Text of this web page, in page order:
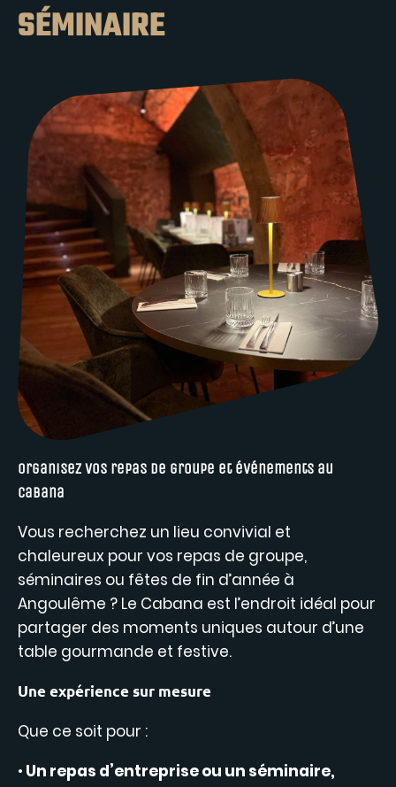
SÉMINAIRE
Organisez vos repas de groupe et événements au
Cabana
Vous recherchez un lieu convivial et
chaleureux pour vos repas de groupe,
séminaires ou fêtes de fin d’année à
Angoulême ? Le Cabana est l’endroit idéal pour
partager des moments uniques autour d’une
table gourmande et festive.
Une expérience sur mesure
Que ce soit pour :
• Un repas d’entreprise ou un séminaire,